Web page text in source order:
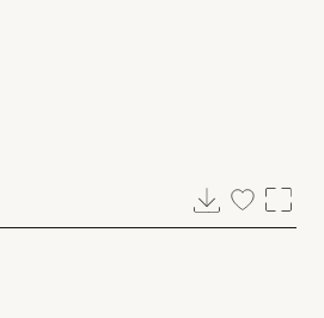
Pobierz
Dodaj